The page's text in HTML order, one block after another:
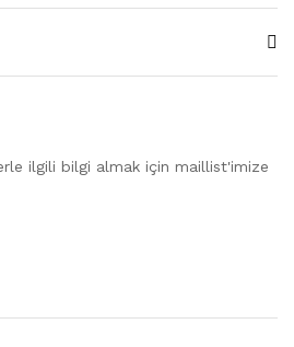
ilgili bilgi almak için maillist'imize